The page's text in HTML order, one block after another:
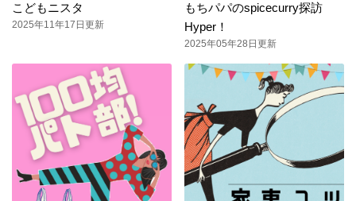
こどもニスタ
2025年11年17日更新
もちパパのspicecurry探訪
Hyper！
2025年05年28日更新